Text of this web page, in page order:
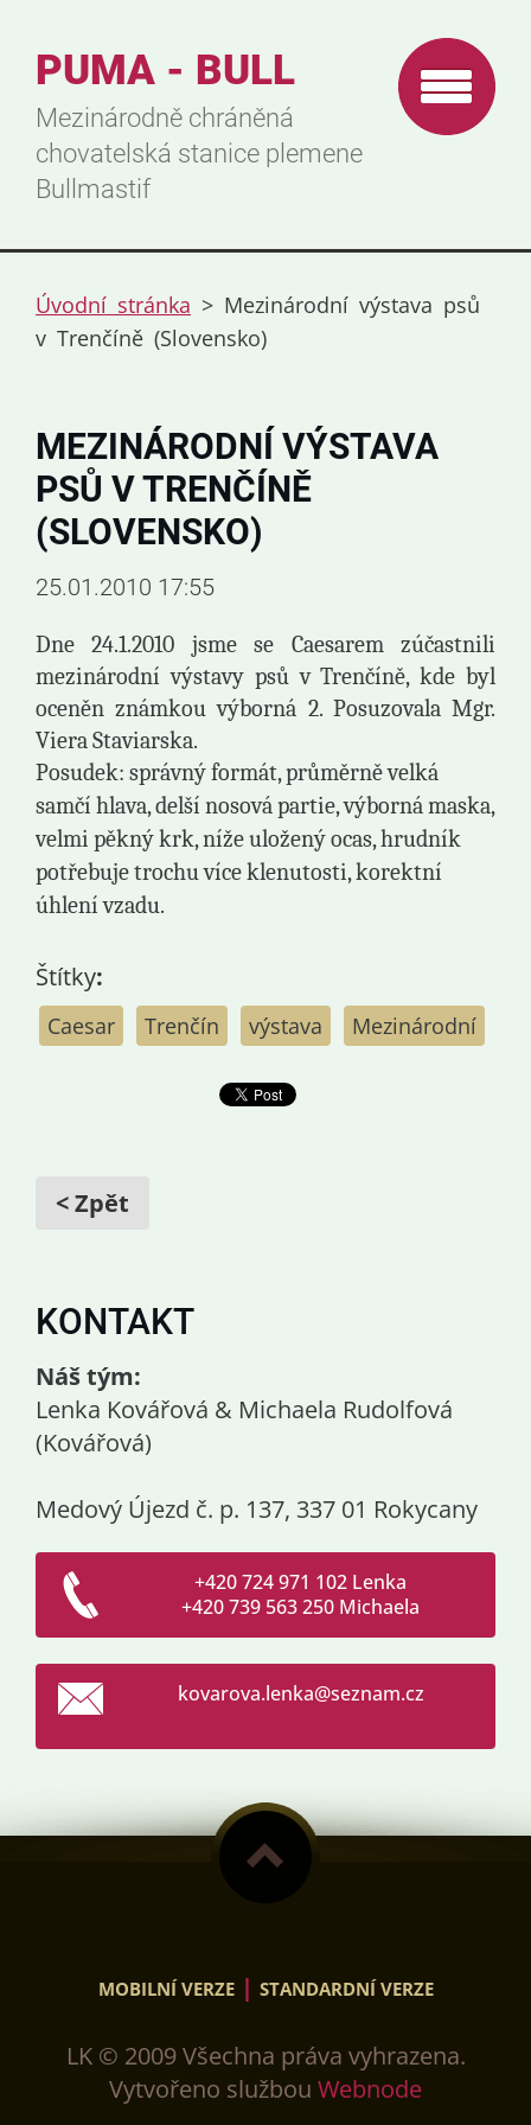
PUMA - BULL
Mezinárodně chráněná
chovatelská stanice plemene
Bullmastif
Úvodní stránka > Mezinárodní výstava psů
v Trenčíně (Slovensko)
MEZINÁRODNÍ VÝSTAVA
PSŮ V TRENČÍNĚ
(SLOVENSKO)
25.01.2010 17:55
Dne 24.1.2010 jsme se Caesarem zúčastnili
mezinárodní výstavy psů v Trenčíně, kde byl
oceněn známkou výborná 2. Posuzovala Mgr.
Viera Staviarska.
Posudek: správný formát, průměrně velká
samčí hlava, delší nosová partie, výborná maska,
velmi pěkný krk, níže uložený ocas, hrudník
potřebuje trochu více klenutosti, korektní
úhlení vzadu.
Štítky:
Caesar Trenčín výstava Mezinárodní
< Zpět
KONTAKT
Náš tým:
Lenka Kovářová & Michaela Rudolfová
(Kovářová)
Medový Újezd č. p. 137, 337 01 Rokycany
+420 724 971 102 Lenka
+420 739 563 250 Michaela
kovarova.lenka@seznam.cz
MOBILNÍ VERZE | STANDARDNÍ VERZE
LK © 2009 Všechna práva vyhrazena.
Vytvořeno službou Webnode